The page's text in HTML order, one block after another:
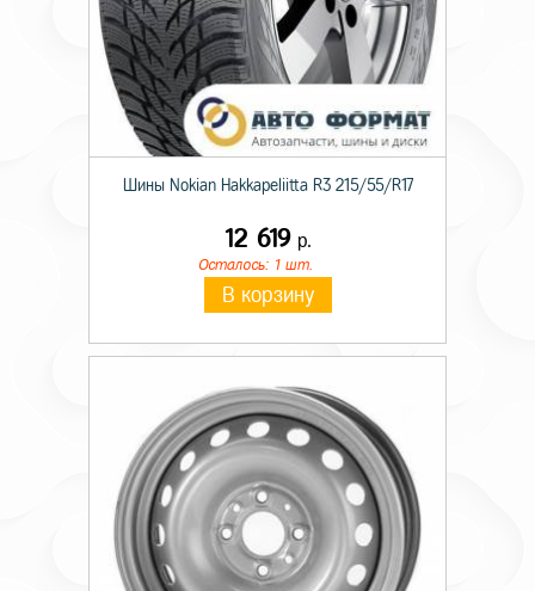
Шины Nokian Hakkapeliitta R3 215/55/R17
12 619р.
Осталось: 1 шт.
В корзину